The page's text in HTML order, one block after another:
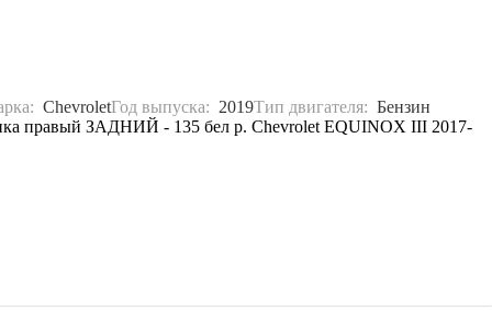
ChevroletГод выпуска: 2019Тип двигателя: Бензин
правый ЗАДНИЙ - 135 бел р. Chevrolet EQUINOX III 2017-